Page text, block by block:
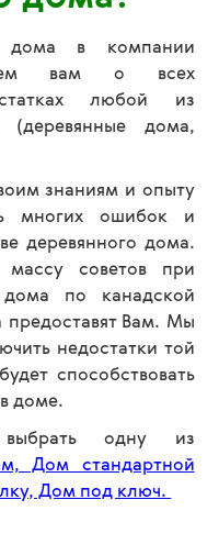
дома в компании
вам о всех
любой из
(деревянные дома,
знаниям и опыту
многих ошибок и
деревянного дома.
советов при
дома по канадской
предоставят Вам. Мы
недостатки той
способствовать
доме.
одну из
Дом стандартной
Дом под ключ.